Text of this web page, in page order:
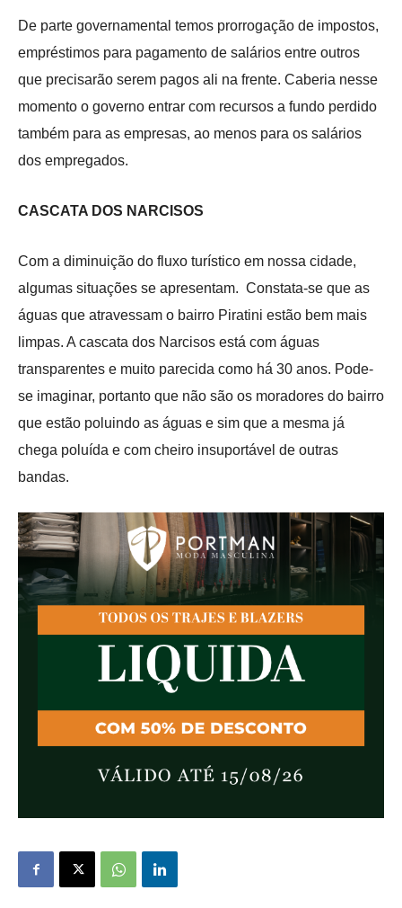
De parte governamental temos prorrogação de impostos,
empréstimos para pagamento de salários entre outros
que precisarão serem pagos ali na frente. Caberia nesse
momento o governo entrar com recursos a fundo perdido
também para as empresas, ao menos para os salários
dos empregados.
CASCATA DOS NARCISOS
Com a diminuição do fluxo turístico em nossa cidade,
algumas situações se apresentam. Constata-se que as
águas que atravessam o bairro Piratini estão bem mais
limpas. A cascata dos Narcisos está com águas
transparentes e muito parecida como há 30 anos. Pode-
se imaginar, portanto que não são os moradores do bairro
que estão poluindo as águas e sim que a mesma já
chega poluída e com cheiro insuportável de outras
bandas.